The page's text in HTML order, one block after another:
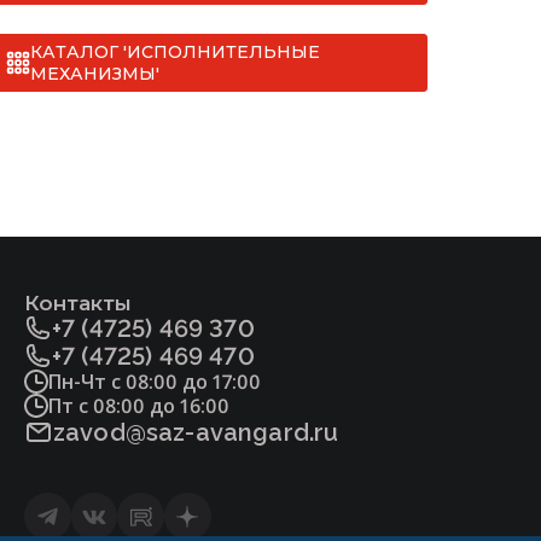
корпуса не
0,2мм в год
коррозии материала
превышает
(закрытого типа) [ТУ 3742-005-22294686-2009].pdf
КАТАЛОГ 'ИСПОЛНИТЕЛЬНЫЕ
МЕХАНИЗМЫ'
Контакты
+7 (4725) 469 370
+7 (4725) 469 470
Пн-Чт с 08:00 до 17:00
Пт с 08:00 до 16:00
zavod@saz-avangard.ru